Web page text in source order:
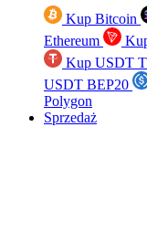
Kup Bitcoin
Ethereum
Kup USDT
USDT BEP20
Polygon
Sprzedaż